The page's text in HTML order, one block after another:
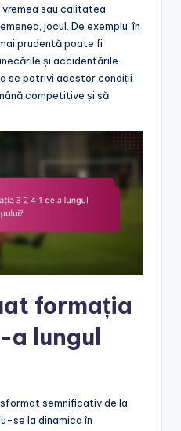
vremea sau calitatea
jocul. De exemplu, în
prudentă poate fi
și accidentările.
se potrivi acestor condiții
competitive și să
formația
lungul
semnificativ de la
se la dinamica în